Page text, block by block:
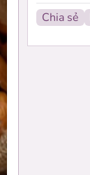
Chia sẻ